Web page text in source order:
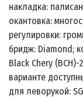
накладка:
окантовка:
регулировки:
бридж: Diamond;
Black Chery
варианте
для леворукой: